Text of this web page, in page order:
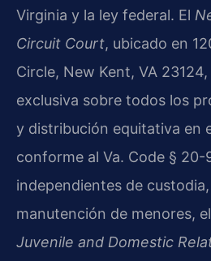
Virginia y la ley federal. El
Circuit Court, ubicado en
Circle, New Kent, VA
exclusiva sobre todos los
y distribución equitativa en
conforme al Va. Code § 20-
independientes de
manutención de menores, el
Juvenile and Domestic